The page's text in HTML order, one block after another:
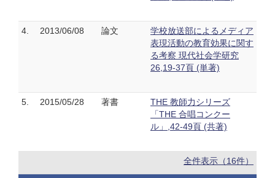
4. 2013/06/08 論文
学校放送部によるメディア
表現活動の教育効果に関す
る考察 現代社会学研究
26,19-37頁 (単著)
5. 2015/05/28 著書
THE 教師力シリーズ
「THE 合唱コンクー
ル」,42-49頁 (共著)
全件表示（16件）